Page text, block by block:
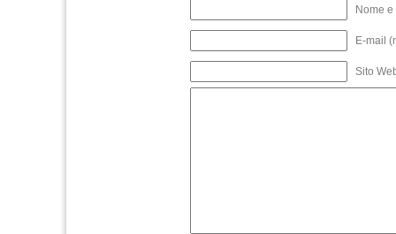
Nome
E-mail
Sito